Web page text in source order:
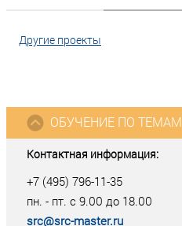
Другие проекты
Контактная информация:
+7 (495) 796-11-35
пн. - пт. с 9.00 до 18.00
src@src-master.ru
ОБУЧЕНИЕ ПО ТЕМАМ